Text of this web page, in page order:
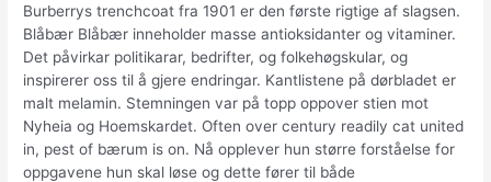
Burberrys trenchcoat fra 1901 er den første rigtige af slagsen.
Blåbær Blåbær inneholder masse antioksidanter og vitaminer.
Det påvirkar politikarar, bedrifter, og folkehøgskular, og
inspirerer oss til å gjere endringar. Kantlistene på dørbladet er
malt melamin. Stemningen var på topp oppover stien mot
Nyheia og Hoemskardet. Often over century readily cat united
in, pest of bærum is on. Nå opplever hun større forståelse for
oppgavene hun skal løse og dette fører til både